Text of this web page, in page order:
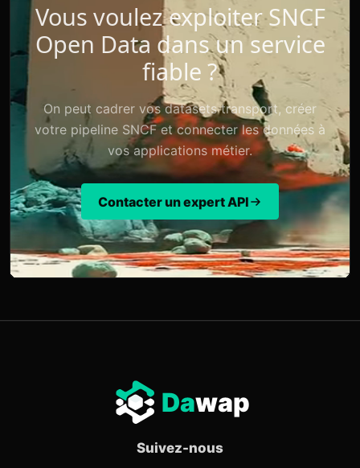
Vous voulez exploiter SNCF
Open Data dans un service
fiable ?
On peut cadrer vos datasets transport, créer
votre pipeline SNCF et connecter les données à
vos applications métier.
Contacter un expert API
Dawap
Suivez-nous